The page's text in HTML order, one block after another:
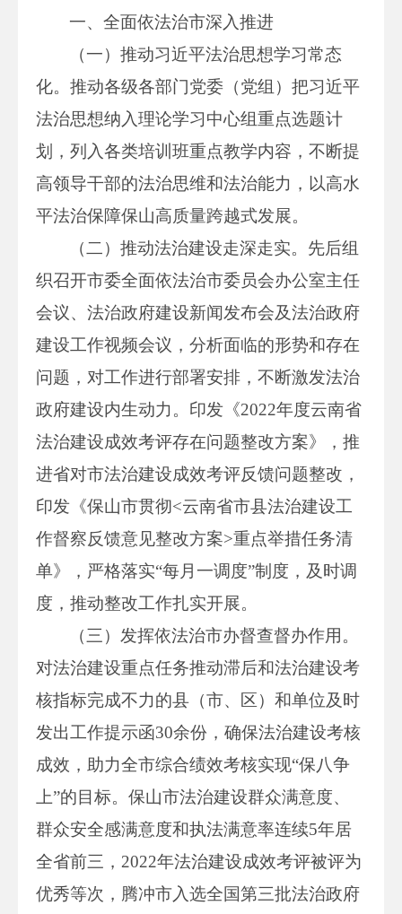
一、全面依法治市深入推进
（一）推动习近平法治思想学习常态
化。推动各级各部门党委（党组）把习近平
法治思想纳入理论学习中心组重点选题计
划，列入各类培训班重点教学内容，不断提
高领导干部的法治思维和法治能力，以高水
平法治保障保山高质量跨越式发展。
（二）推动法治建设走深走实。先后组
织召开市委全面依法治市委员会办公室主任
会议、法治政府建设新闻发布会及法治政府
建设工作视频会议，分析面临的形势和存在
问题，对工作进行部署安排，不断激发法治
政府建设内生动力。印发《2022年度云南省
法治建设成效考评存在问题整改方案》，推
进省对市法治建设成效考评反馈问题整改，
印发《保山市贯彻<云南省市县法治建设工
作督察反馈意见整改方案>重点举措任务清
单》，严格落实“每月一调度”制度，及时调
度，推动整改工作扎实开展。
（三）发挥依法治市办督查督办作用。
对法治建设重点任务推动滞后和法治建设考
核指标完成不力的县（市、区）和单位及时
发出工作提示函30余份，确保法治建设考核
成效，助力全市综合绩效考核实现“保八争
上”的目标。保山市法治建设群众满意度、
群众安全感满意度和执法满意率连续5年居
全省前三，2022年法治建设成效考评被评为
优秀等次，腾冲市入选全国第三批法治政府